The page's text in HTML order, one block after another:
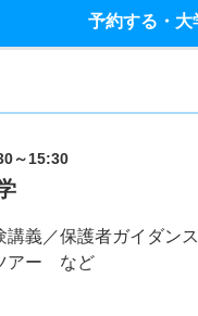
予約する・大
～15:30
講義／保護者ガイダン
アー など